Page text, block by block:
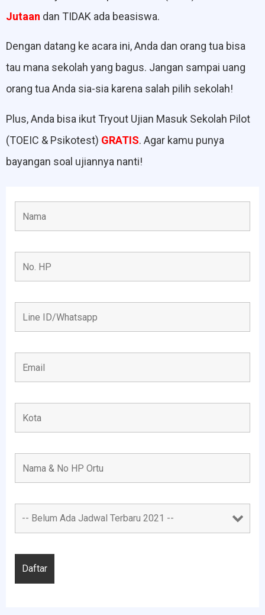
Jutaan dan TIDAK ada beasiswa.
Dengan datang ke acara ini, Anda dan orang tua bisa
tau mana sekolah yang bagus. Jangan sampai uang
orang tua Anda sia-sia karena salah pilih sekolah!
Plus, Anda bisa ikut Tryout Ujian Masuk Sekolah Pilot
(TOEIC & Psikotest) GRATIS. Agar kamu punya
bayangan soal ujiannya nanti!